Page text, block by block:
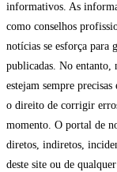
informativos. As
como conselhos
notícias se esforça para
publicadas. No entanto,
estejam sempre
o direito de corrigir
momento. O portal de
diretos, indiretos,
deste site ou de